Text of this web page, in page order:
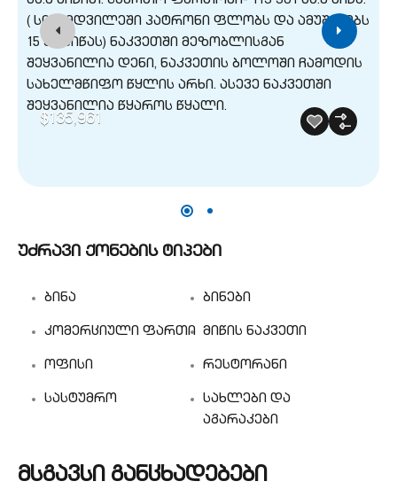
$135,961
უძრავი ქონების ტიპები
ბინა ბინები
კომერციული ფართი მიწის ნაკვეთი
ოფისი რესტორანი
სასტუმრო
სახლები და
აგარაკები
მსგავსი განცხადებები